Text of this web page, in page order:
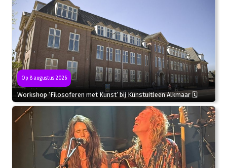
Op 8 augustus 2026
Workshop ‘Filosoferen met Kunst’ bij Kunstuitleen Alkmaar 🗓